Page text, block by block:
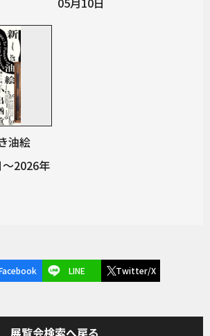
油絵
2026年
LINE Twitter/X
展覧会検索へ戻る